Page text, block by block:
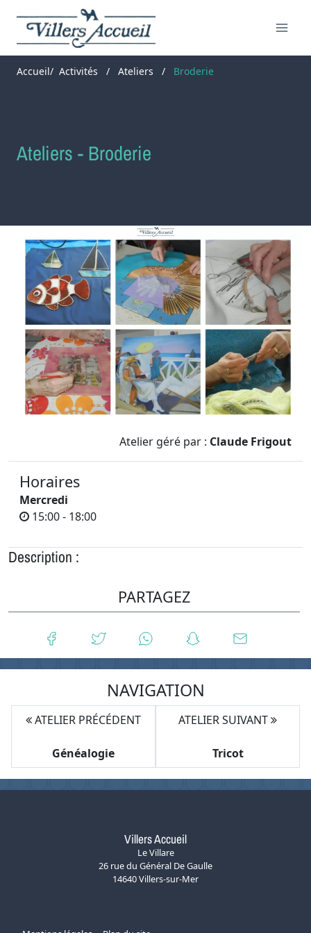
contenu
Accueil Activités / Ateliers / Broderie
Ateliers - Broderie
Atelier géré par : Claude Frigout
Horaires
Mercredi
15:00 - 18:00
Description :
PARTAGEZ
NAVIGATION
ATELIER PRÉCÉDENT
Généalogie
ATELIER SUIVANT
Tricot
Villers Accueil
Le Villare
26 rue du Général De Gaulle
14640 Villers-sur-Mer